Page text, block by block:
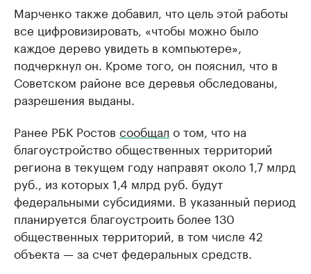
Марченко также добавил, что цель этой работы
все цифровизировать, «чтобы можно было
каждое дерево увидеть в компьютере»,
подчеркнул он. Кроме того, он пояснил, что в
Советском районе все деревья обследованы,
разрешения выданы.
Ранее РБК Ростов сообщал о том, что на
благоустройство общественных территорий
региона в текущем году направят около 1,7 млрд
руб., из которых 1,4 млрд руб. будут
федеральными субсидиями. В указанный период
планируется благоустроить более 130
общественных территорий, в том числе 42
объекта — за счет федеральных средств.